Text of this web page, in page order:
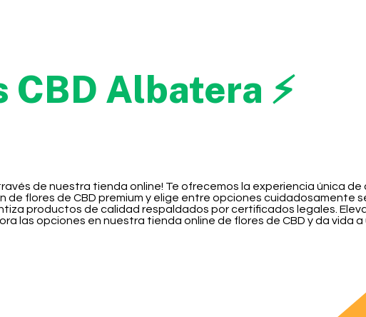
CBD Albatera ⚡
de nuestra tienda online! Te ofrecemos la experiencia única
flores de CBD premium y elige entre opciones cuidadosamente
productos de calidad respaldados por certificados legales.
las opciones en nuestra tienda online de flores de CBD y da vida